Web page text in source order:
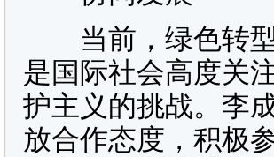
当前，绿色转型
是国际社会高度关
护主义的挑战。李
放合作态度，积极